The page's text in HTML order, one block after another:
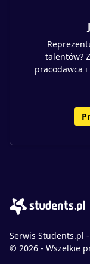
talentów?
pracodawca i
Serwis Students.pl
© 2026 - Wszelkie